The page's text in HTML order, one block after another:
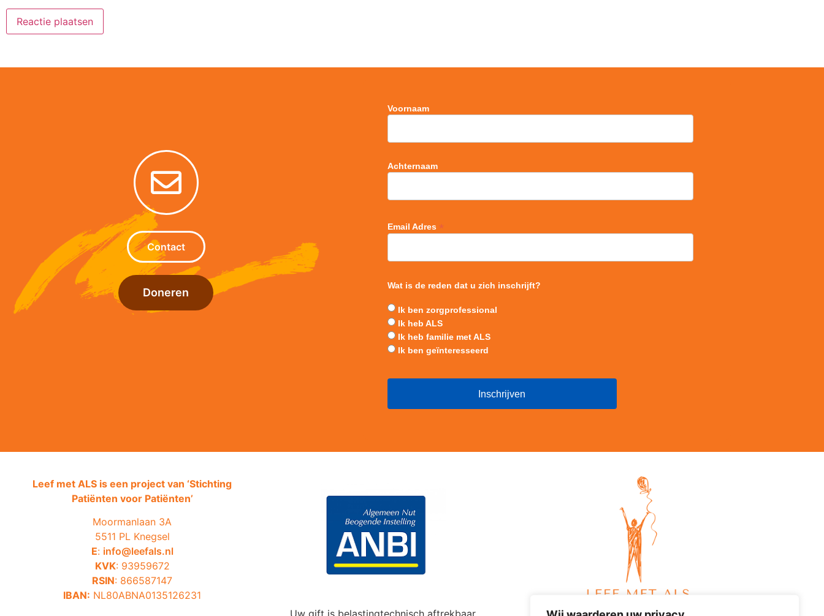
Contact
Doneren
Voornaam
Achternaam
Email Adres *
Wat is de reden dat u zich inschrijft?
Ik ben zorgprofessional
Ik heb ALS
Ik heb familie met ALS
Ik ben geïnteresseerd
Leef met ALS is een project van ‘Stichting
Patiënten voor Patiënten’
Moormanlaan 3A
5511 PL Knegsel
E: info@leefals.nl
KVK: 93959672
RSIN: 866587147
IBAN: NL80ABNA0135126231
Uw gift is belastingtechnisch aftrekbaar